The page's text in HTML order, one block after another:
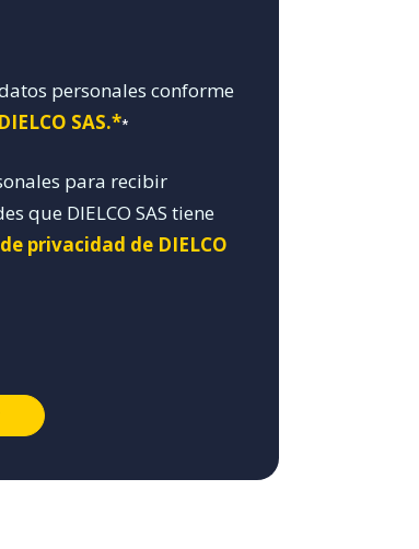
personales conforme
SAS.**
para recibir
que DIELCO SAS tiene
privacidad de DIELCO